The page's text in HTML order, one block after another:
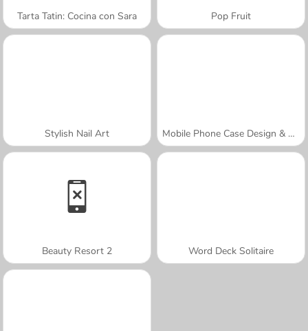
Tarta Tatin: Cocina con Sara Pop Fruit
Stylish Nail Art Mobile Phone Case Design & DIY
Beauty Resort 2 Word Deck Solitaire